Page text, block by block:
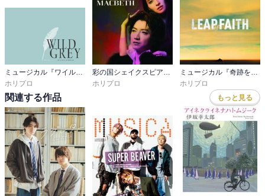
◆巻末に電子版特典のキャスト画像（アザーカット）がございま
す。それ以外は紙書籍のプログラムと同じ内容になります。
ホリプロ
ホリプロ
ホリプロ
関連する作品 もっと見る